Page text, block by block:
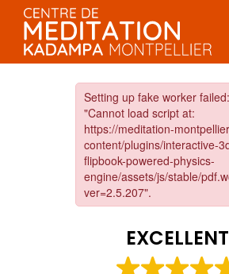
Passer
contenu
EXCELLENT